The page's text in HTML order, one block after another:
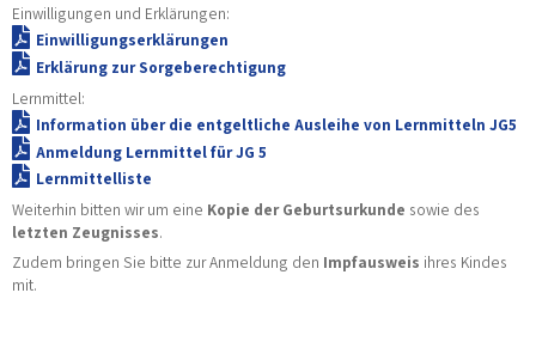
Einwilligungen und Erklärungen:
Einwilligungserklärungen
Erklärung zur Sorgeberechtigung
Lernmittel:
Information über die entgeltliche Ausleihe von Lernmitteln JG5
Anmeldung Lernmittel für JG 5
Lernmittelliste
Weiterhin bitten wir um eine Kopie der Geburtsurkunde sowie des
letzten Zeugnisses.
Zudem bringen Sie bitte zur Anmeldung den Impfausweis ihres Kindes
mit.